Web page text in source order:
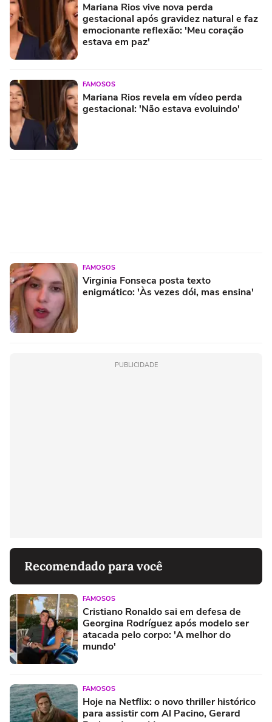
Mariana Rios vive nova perda
gestacional após gravidez natural e faz
emocionante reflexão: 'Meu coração
estava em paz'
FAMOSOS
Mariana Rios revela em vídeo perda
gestacional: 'Não estava evoluindo'
FAMOSOS
Virginia Fonseca posta texto
enigmático: 'Às vezes dói, mas ensina'
PUBLICIDADE
Recomendado para você
FAMOSOS
Cristiano Ronaldo sai em defesa de
Georgina Rodríguez após modelo ser
atacada pelo corpo: 'A melhor do
mundo'
FAMOSOS
Hoje na Netflix: o novo thriller histórico
para assistir com Al Pacino, Gerard